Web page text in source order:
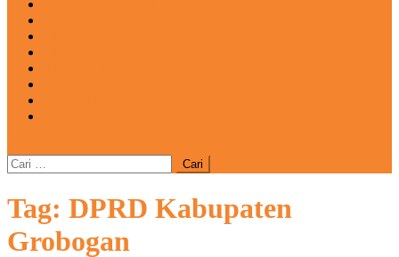
Cari
untuk:
Tag: DPRD Kabupaten
Grobogan